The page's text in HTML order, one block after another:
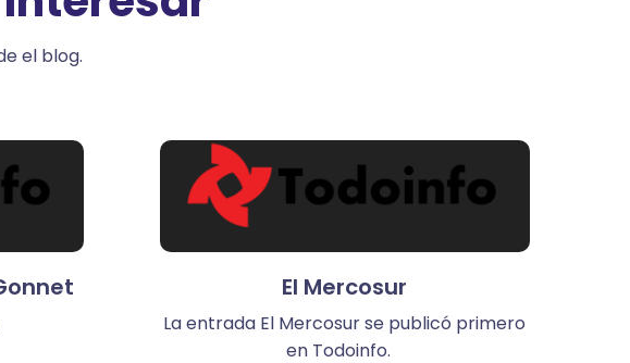
el blog.
El Mercosur
La entrada El Mercosur se publicó primero
en Todoinfo.